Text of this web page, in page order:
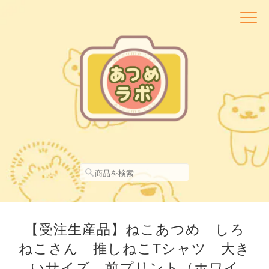
【受注生産品】ねこあつめ しろ
ねこさん 推しねこTシャツ 大き